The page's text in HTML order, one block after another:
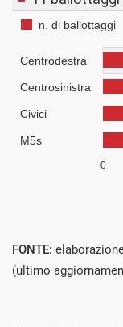
FONTE:
(ultimo